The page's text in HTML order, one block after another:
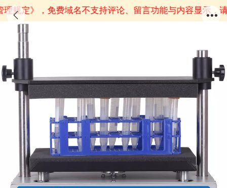
规定》 ，免费域名不支持评论、留言功能与内容显示，